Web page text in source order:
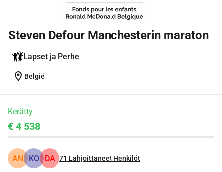
Steven Defour Manchesterin maraton
Lapset ja Perhe
location_on België
Kerätty
€ 4 538
AN KO DA 71 Lahjoittaneet Henkilöt